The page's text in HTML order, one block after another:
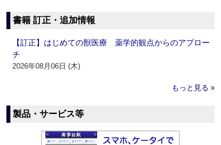
書籍 訂正・追加情報
【訂正】はじめての獣医療 薬学的観点からのアプロー
チ
2026年08月06日 (木)
もっと見る »
製品・サービス等